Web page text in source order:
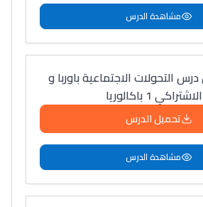
مشاهدة الدرس
التحولات الاجتماعية باوربا و
1 باكالوريا
تحميل الدرس
مشاهدة الدرس